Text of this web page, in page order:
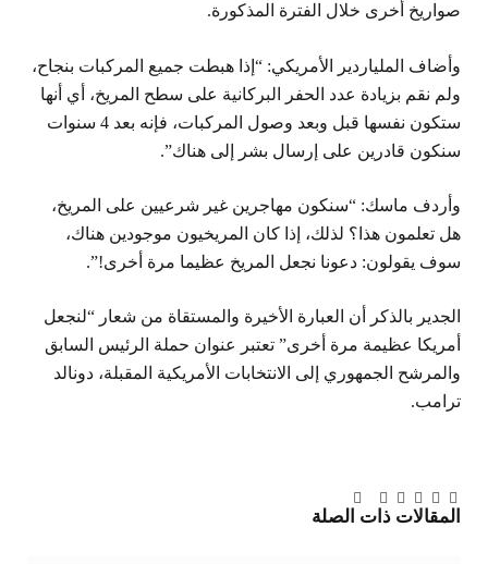
صواريخ أخرى خلال الفترة المذكورة.
وأضاف الملياردير الأمريكي: “إذا هبطت جميع المركبات بنجاح،
ولم نقم بزيادة عدد الحفر البركانية على سطح المريخ، أي أنها
ستكون نفسها قبل وبعد وصول المركبات، فإنه بعد 4 سنوات
سنكون قادرين على إرسال بشر إلى هناك”.
وأردف ماسك: “سنكون مهاجرين غير شرعيين على المريخ،
هل تعلمون هذا؟ لذلك، إذا كان المريخيون موجودين هناك،
سوف يقولون: دعونا نجعل المريخ عظيما مرة أخرى!”.
الجدير بالذكر أن العبارة الأخيرة والمستقاة من شعار “لنجعل
أمريكا عظيمة مرة أخرى” تعتبر عنوان حملة الرئيس السابق
والمرشح الجمهوري إلى الانتخابات الأمريكية المقبلة، دونالد
ترامب.
فيسبوك
تويتربينتيريست
لينكدإن
Tumblr
تيلقرام
البريد
الإلكتروني
المقالات ذات الصلة